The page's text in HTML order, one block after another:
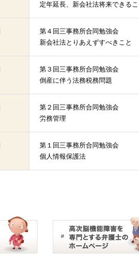
定年延長、新会社法将来できる
第４回三事務所合同勉強会
新会社法とりあえずすべきこと
第３回三事務所合同勉強会
倒産に伴う法務税務問題
第２回三事務所合同勉強会
労務管理
第１回三事務所合同勉強会
個人情報保護法